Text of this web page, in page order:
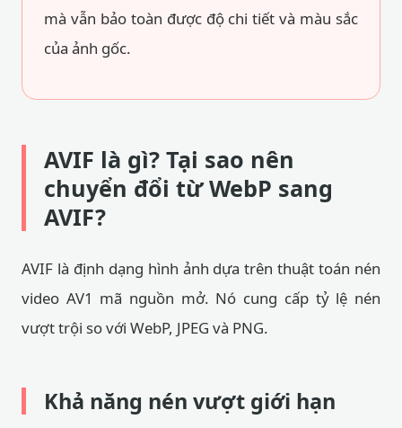
mà vẫn bảo toàn được độ chi tiết và màu sắc
của ảnh gốc.
AVIF là gì? Tại sao nên
chuyển đổi từ WebP sang
AVIF?
AVIF là định dạng hình ảnh dựa trên thuật toán nén
video AV1 mã nguồn mở. Nó cung cấp tỷ lệ nén
vượt trội so với WebP, JPEG và PNG.
Khả năng nén vượt giới hạn